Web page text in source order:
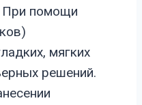
При помощи
мягких
решений.